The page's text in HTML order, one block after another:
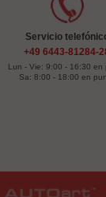
Servicio
+49 6443-81284-
Lun - Vie: 9:00 - 16:30 en
Sa: 8:00 - 18:00 en